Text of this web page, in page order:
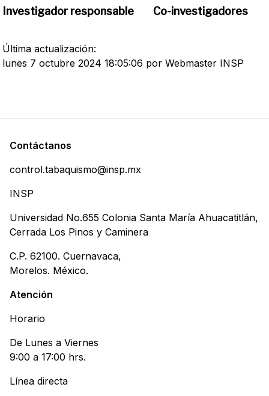
Investigador responsable Co-investigadores
Última actualización:
lunes 7 octubre 2024 18:05:06 por Webmaster INSP
Contáctanos
control.tabaquismo@insp.mx
INSP
Universidad No.655 Colonia Santa María Ahuacatitlán,
Cerrada Los Pinos y Caminera
C.P. 62100. Cuernavaca,
Morelos. México.
Atención
Horario
De Lunes a Viernes
9:00 a 17:00 hrs.
Línea directa